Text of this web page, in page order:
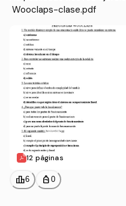
Wooclaps-clase.pdf
12 páginas
leaderboard6 personal_bag 0